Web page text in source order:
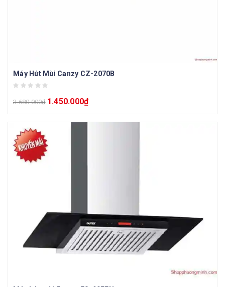
Máy Hút Mùi Canzy CZ-2070B
3.680.000₫ 1.450.000₫